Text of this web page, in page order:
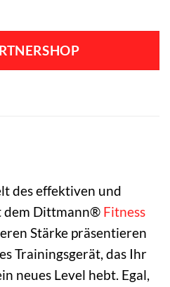
des effektiven und
dem Dittmann® Fitness
Stärke präsentieren
Trainingsgerät, das Ihr
neues Level hebt. Egal,